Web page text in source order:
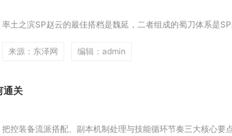
率土之滨SP赵云的最佳搭档是魏延，二者组成的蜀刀体系是
来源：东泽网 编辑：admin
通关
把控装备流派搭配、副本机制处理与技能循环节奏三大核心要